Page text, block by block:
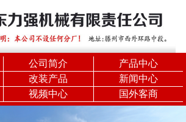
公司简介
产品中心
改装产品
新闻中心
视频中心 国外客商